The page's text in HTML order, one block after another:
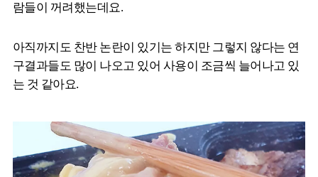
람들이 꺼려했는데요.
아직까지도 찬반 논란이 있기는 하지만 그렇지 않다는 연
구결과들도 많이 나오고 있어 사용이 조금씩 늘어나고 있
는 것 같아요.